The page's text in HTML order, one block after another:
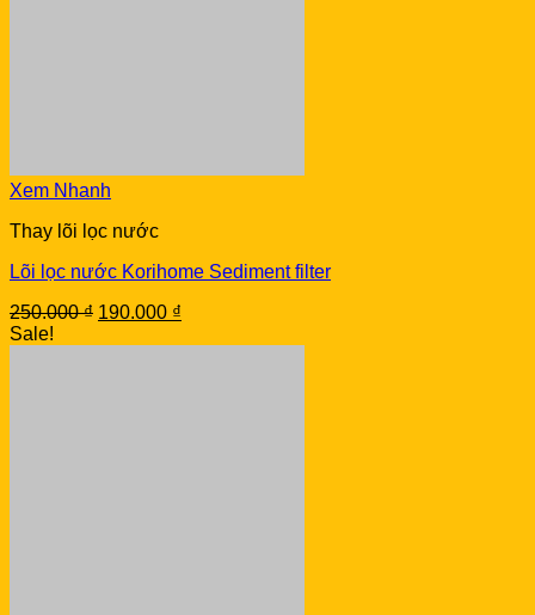
Xem Nhanh
Thay lõi lọc nước
Lõi lọc nước Korihome Sediment filter
250.000₫ Original
190.000 ₫
Sale!